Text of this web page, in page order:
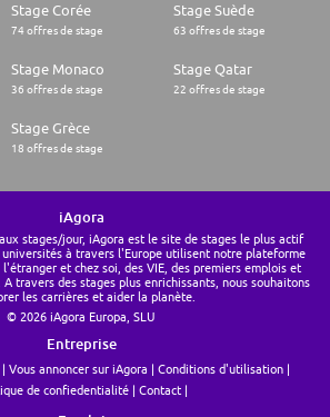
Stage Corée
74 offres de stage
Stage Suède
63 offres de stage
Stage Monaco
36 offres de stage
Stage Qatar
22 offres de stage
Stage Grèce
18 offres de stage
iAgora
stages/jour, iAgora est le site de stages le plus actif
à travers l'Europe utilisent notre plateforme
et chez soi, des VIE, des premiers emplois et
A travers des stages plus enrichissants, nous souhaitons
les carrières et aider la planète.
© 2026 iAgora Europa, SLU
Entreprise
Vous annoncer sur iAgora
Conditions d'utilisation
de confiedentialité
Contact